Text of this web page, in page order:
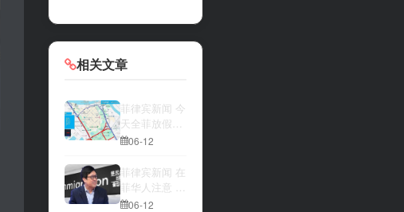
相关文章
菲律宾新闻 今
天全菲放假‼️
马尼拉多地封
06-12
菲律宾新闻 在
菲华人注意 近
期出现假冒移
06-12